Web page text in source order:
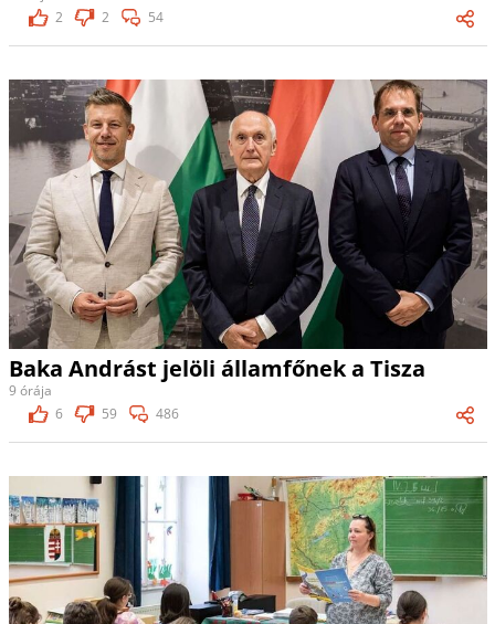
2
2 54
Baka Andrást jelöli államfőnek a Tisza
9 órája
6
59 486